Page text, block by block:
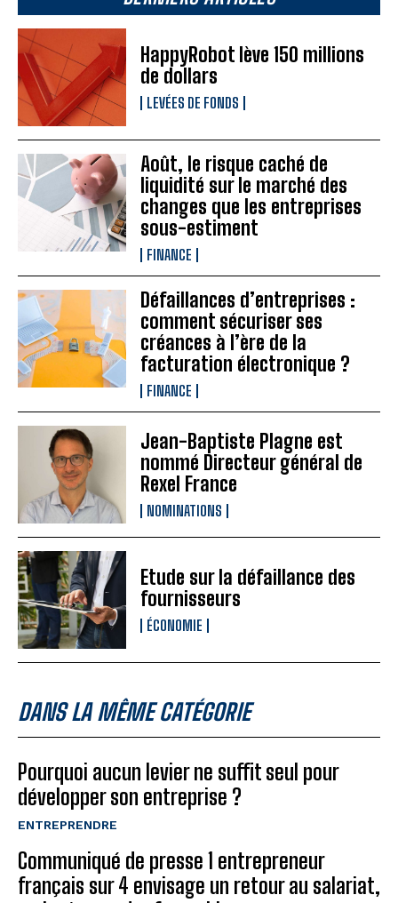
HappyRobot lève 150 millions
de dollars
LEVÉES DE FONDS
Août, le risque caché de
liquidité sur le marché des
changes que les entreprises
sous-estiment
FINANCE
Défaillances d’entreprises :
comment sécuriser ses
créances à l’ère de la
facturation électronique ?
FINANCE
Jean-Baptiste Plagne est
nommé Directeur général de
Rexel France
NOMINATIONS
Etude sur la défaillance des
fournisseurs
ÉCONOMIE
DANS LA MÊME CATÉGORIE
Pourquoi aucun levier ne suffit seul pour
développer son entreprise ?
ENTREPRENDRE
Communiqué de presse 1 entrepreneur
français sur 4 envisage un retour au salariat,